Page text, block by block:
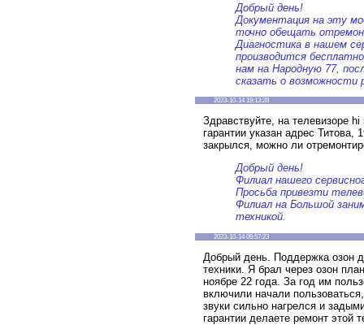
Добрый день!
Документация на эту
точно обещать
Диагностика в нашем
производится
нам на Народную 77,
сказать о возможности
2023-10-14 19:13:28
Здравствуйте, на телевизоре
гарантии указан адрес
закрылся, можно ли
Добрый день!
Филиал нашего
Просьба привезти
Филиал на Большой
техникой.
2023-10-14 06:57:23
Добрый день. Поддержка озон
техники. Я брал через озон
ноябре 22 года. За год им
включили начали
звуки сильно нагрелся и
гарантии делаете ремонт этой